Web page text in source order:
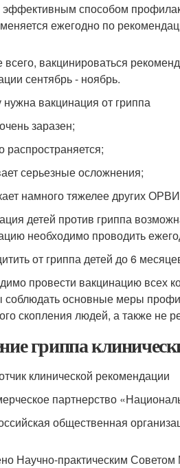
способом
ежегодно по
вакцинироваться
сентябрь - ноябрь.
вакцинация от гриппа
заразен;
распространяется;
серьезные осложнения;
намного тяжелее других
детей против гриппа
необходимо проводить
от гриппа детей до 6
провести вакцинацию всех
основные меры
скопления людей, а также не
гриппа
клинической рекомендации
партнерство
общественная
Научно-практическим